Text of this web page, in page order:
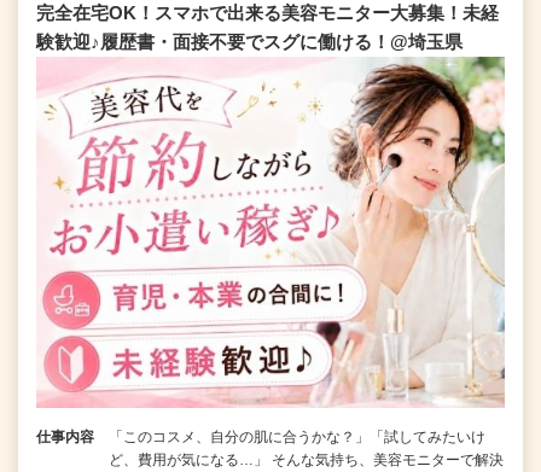
完全在宅OK！スマホで出来る美容モニター大募集！未経
験歓迎♪履歴書・面接不要でスグに働ける！@埼玉県
仕事内容
「このコスメ、自分の肌に合うかな？」「試してみたいけ
ど、費用が気になる…」 そんな気持ち、美容モニターで解決